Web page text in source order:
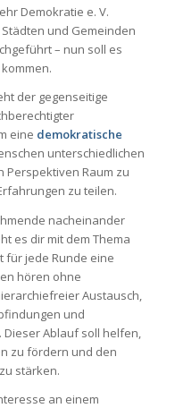
Demokratie e. V.
und Gemeinden
– nun soll es
der gegenseitige
eine demokratische
unterschiedlichen
Perspektiven Raum zu
zu teilen.
nacheinander
es dir mit dem Thema
für jede Runde eine
hören ohne
Austausch,
und
Ablauf soll helfen,
zu fördern und den
stärken.
an einem